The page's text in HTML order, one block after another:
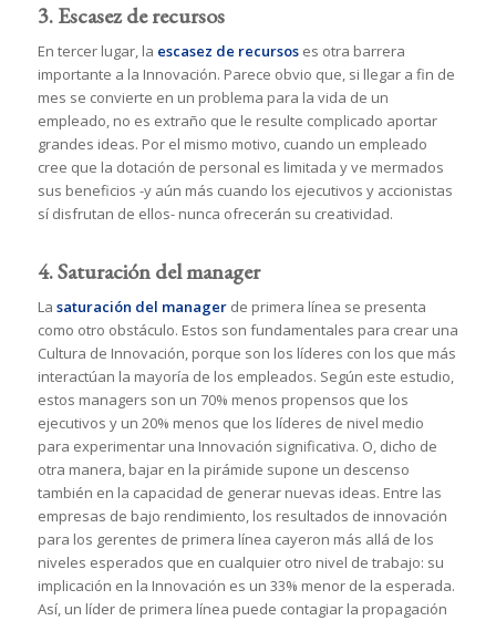
3. Escasez de recursos
En tercer lugar, la escasez de recursoses otra barrera
importante a la Innovación. Parece obvio que, si llegar a fin de
mes se convierte en un problema para la vida de un
empleado, no es extraño que le resulte complicado aportar
grandes ideas. Por el mismo motivo, cuando un empleado
cree que la dotación de personal es limitada y ve mermados
sus beneficios -y aún más cuando los ejecutivos y accionistas
sí disfrutan de ellos- nunca ofrecerán su creatividad.
4. Saturación del manager
La saturación del managerde primera línea se presenta
como otro obstáculo. Estos son fundamentales para crear una
Cultura de Innovación, porque son los líderes con los que más
interactúan la mayoría de los empleados. Según este estudio,
estos managers son un 70% menos propensos que los
ejecutivos y un 20% menos que los líderes de nivel medio
para experimentar una Innovación significativa. O, dicho de
otra manera, bajar en la pirámide supone un descenso
también en la capacidad de generar nuevas ideas. Entre las
empresas de bajo rendimiento, los resultados de innovación
para los gerentes de primera línea cayeron más allá de los
niveles esperados que en cualquier otro nivel de trabajo: su
implicación en la Innovación es un 33% menor de la esperada.
Así, un líder de primera línea puede contagiar la propagación